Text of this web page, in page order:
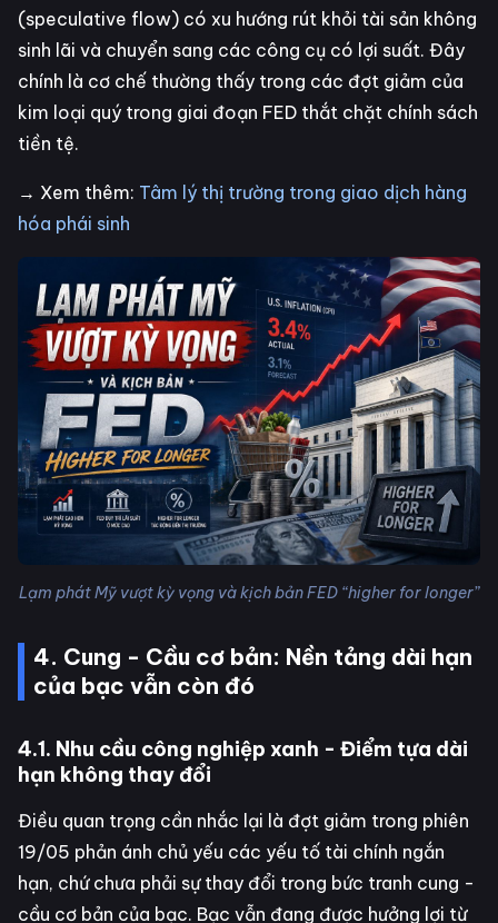
(speculative flow) có xu hướng rút khỏi tài sản không
sinh lãi và chuyển sang các công cụ có lợi suất. Đây
chính là cơ chế thường thấy trong các đợt giảm của
kim loại quý trong giai đoạn FED thắt chặt chính sách
tiền tệ.
→ Xem thêm: Tâm lý thị trường trong giao dịch hàng
hóa phái sinh
Lạm phát Mỹ vượt kỳ vọng và kịch bản FED “higher for longer”
4. Cung - Cầu cơ bản: Nền tảng dài hạn
của bạc vẫn còn đó
4.1. Nhu cầu công nghiệp xanh - Điểm tựa dài
hạn không thay đổi
Điều quan trọng cần nhắc lại là đợt giảm trong phiên
19/05 phản ánh chủ yếu các yếu tố tài chính ngắn
hạn, chứ chưa phải sự thay đổi trong bức tranh cung -
cầu cơ bản của bạc. Bạc vẫn đang được hưởng lợi từ